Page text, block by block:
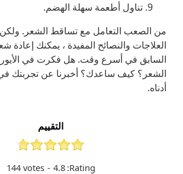
تناول أطعمة سهلة الهضم.
من الصعب التعامل مع تساقط الشعر.
العلاجات والنصائح المفيدة ، يمكنك إعادة
السابق في أسرع وقت. هل فكرت في
الشعر؟ كيف ساعدك؟ أخبرنا عن تجربتك
أدناه.
التقييم
Rating:
4.8
-
144votes